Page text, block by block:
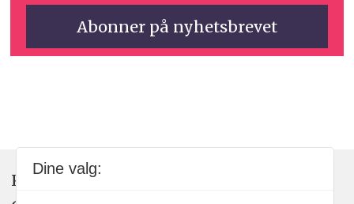
KOM24 drives av KOM24 AS.
Dine valg: